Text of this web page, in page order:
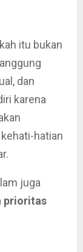
itu bukan
dan
karena
hatian
juga
prioritas